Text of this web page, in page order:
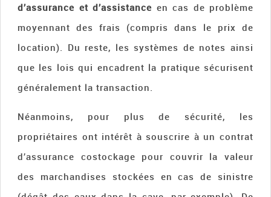
d’assurance et d’assistance en cas de problème
moyennant des frais (compris dans le prix de
location). Du reste, les systèmes de notes ainsi
que les lois qui encadrent la pratique sécurisent
généralement la transaction.
Néanmoins, pour plus de sécurité, les
propriétaires ont intérêt à souscrire à un contrat
d’assurance costockage pour couvrir la valeur
des marchandises stockées en cas de sinistre